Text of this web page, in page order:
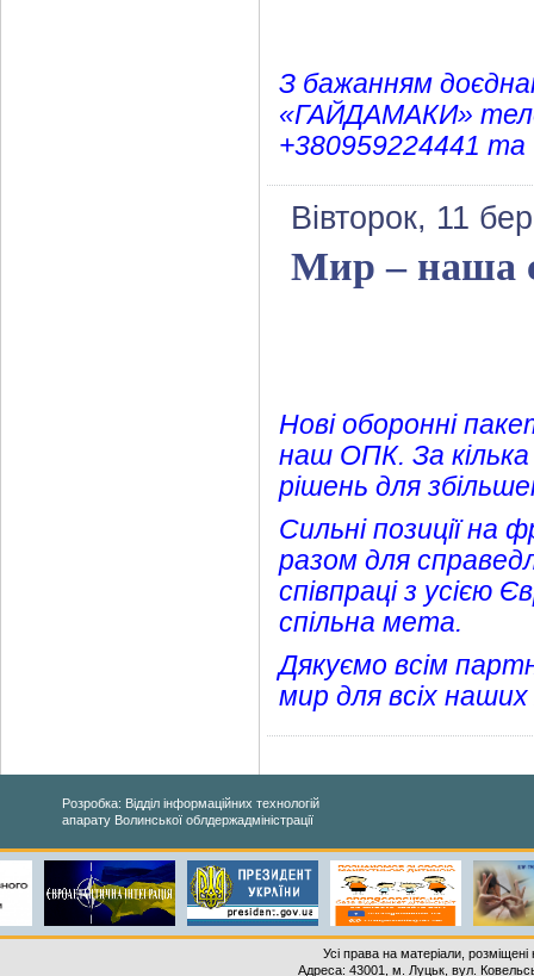
З бажанням
«ГАЙДАМАКИ»
+380959224441 та
Вівторок, 11
Мир – наша
Нові оборонні
наш ОПК. За кілька
рішень для
Сильні позиції
разом для
співпраці з
спільна мета.
Дякуємо всім
мир для всіх
Розробка: Відділ інформаційних технологій
апарату Волинської облдержадміністрації
Усі права на матеріали,
Адреса: 43001, м. Луцьк, вул.